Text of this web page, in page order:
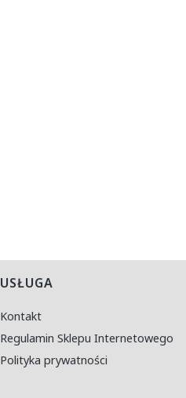
USŁUGA
Kontakt
Regulamin Sklepu Internetowego
Polityka prywatności